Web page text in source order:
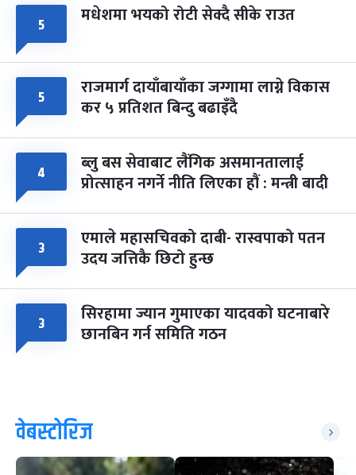
५ मधेशमा भयको रोटी सेक्दै सीके राउत
५ राजमार्ग दायाँबायाँका जग्गामा लाग्ने विकास
कर ५ प्रतिशत बिन्दु बढाइँदै
४ ब्लु बस सेवाबाट लैंगिक असमानतालाई
प्रोत्साहन नगर्ने नीति लिएका हौं : मन्त्री बादी
३ एमाले महासचिवको दाबी- रास्वपाको पतन
उदय जत्तिकै छिटो हुन्छ
३ सिरहामा ज्यान गुमाएका यादवको घटनाबारे
छानबिन गर्न समिति गठन
वेबस्टोरिज